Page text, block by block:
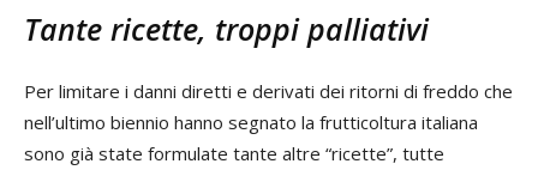
Tante ricette, troppi palliativi
Per limitare i danni diretti e derivati dei ritorni di freddo che
nell’ultimo biennio hanno segnato la frutticoltura italiana
sono già state formulate tante altre “ricette”, tutte